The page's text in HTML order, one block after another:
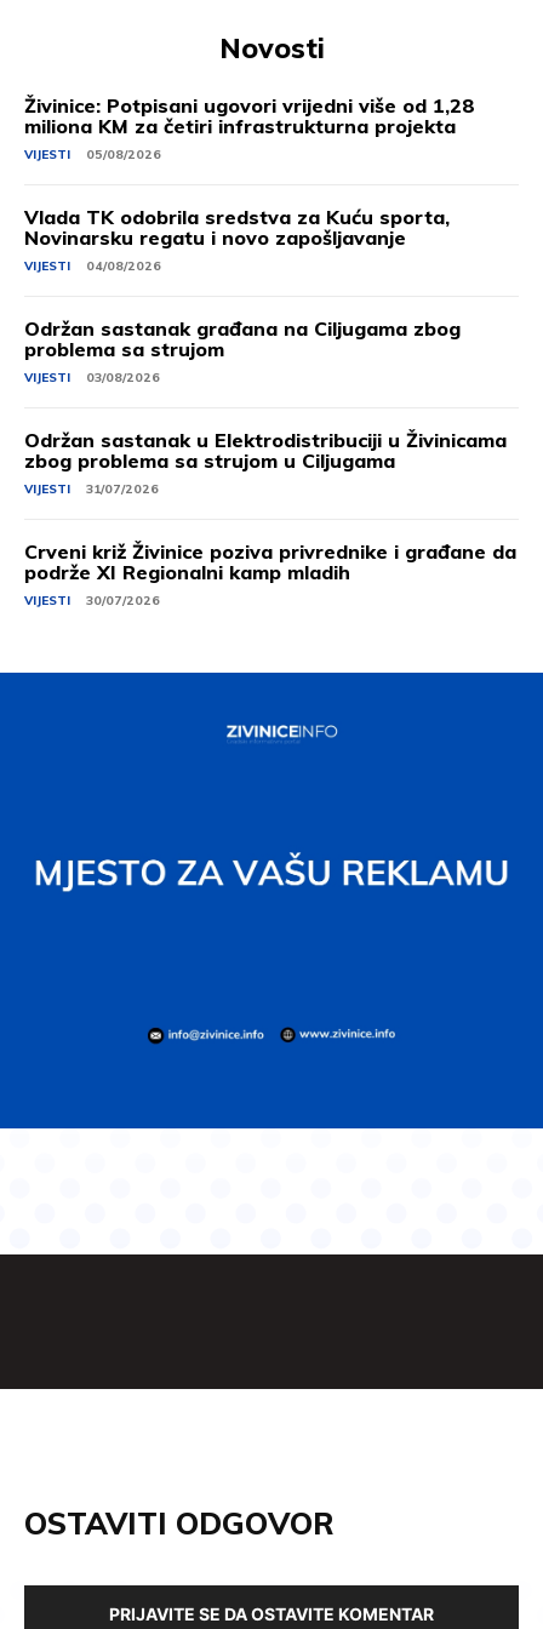
Novosti
Živinice: Potpisani ugovori vrijedni više od 1,28
miliona KM za četiri infrastrukturna projekta
VIJESTI 05/08/2026
Vlada TK odobrila sredstva za Kuću sporta,
Novinarsku regatu i novo zapošljavanje
VIJESTI 04/08/2026
Održan sastanak građana na Ciljugama zbog
problema sa strujom
VIJESTI 03/08/2026
Održan sastanak u Elektrodistribuciji u Živinicama
zbog problema sa strujom u Ciljugama
VIJESTI 31/07/2026
Crveni križ Živinice poziva privrednike i građane da
podrže XI Regionalni kamp mladih
VIJESTI 30/07/2026
OSTAVITI ODGOVOR
PRIJAVITE SE DA OSTAVITE KOMENTAR